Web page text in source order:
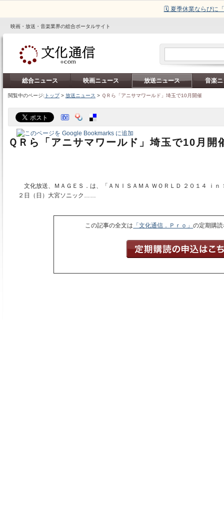
🗓️ 夏季休業ならびに
映画・放送・音楽業界の総合ポータルサイト
総合ニュース 映画ニュース 放送ニュース 音楽
閲覧中のページ: トップ> 放送ニュース > ＱＲら「アニサマワールド」埼玉で10月開催
ＱＲら「アニサマワールド」埼玉で10月開
文化放送、ＭＡＧＥＳ．は、「ＡＮＩＳＡＭＡ ＷＯＲＬＤ ２０１４ ｉｎ
２日（日）大宮ソニック……
この記事の全文は 「文化通信．Ｐｒｏ」の定期購